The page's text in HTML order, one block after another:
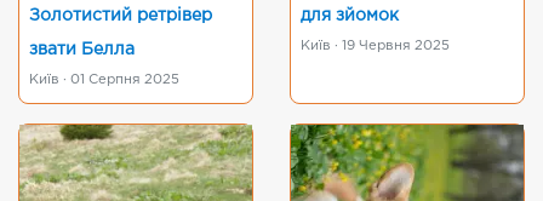
Золотистий ретрівер
звати Белла
Київ · 01 Серпня 2025
для зйомок
Київ · 19 Червня 2025